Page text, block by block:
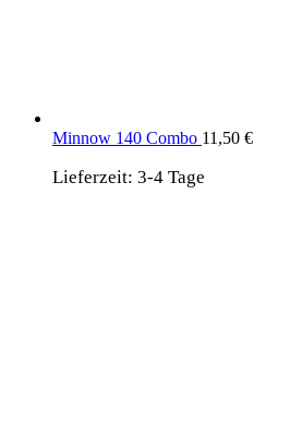
Minnow 140 Combo 11,50 €
Lieferzeit: 3-4 Tage